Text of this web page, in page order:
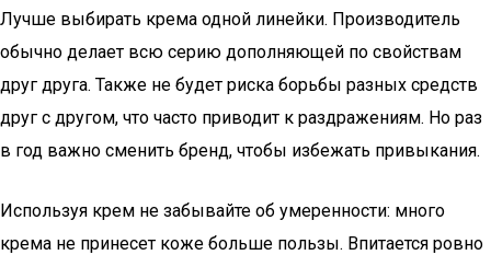
Лучше выбирать крема одной линейки. Производитель
обычно делает всю серию дополняющей по свойствам
друг друга. Также не будет риска борьбы разных средств
друг с другом, что часто приводит к раздражениям. Но раз
в год важно сменить бренд, чтобы избежать привыкания.
Используя крем не забывайте об умеренности: много
крема не принесет коже больше пользы. Впитается ровно